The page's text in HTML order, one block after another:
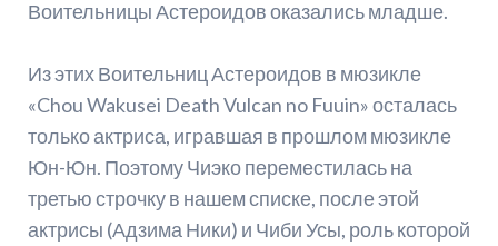
Воительницы Астероидов оказались младше.
Из этих Воительниц Астероидов в мюзикле
«Chou Wakusei Death Vulcan no Fuuin» осталась
только актриса, игравшая в прошлом мюзикле
Юн-Юн. Поэтому Чиэко переместилась на
третью строчку в нашем списке, после этой
актрисы (Адзима Ники) и Чиби Усы, роль которой